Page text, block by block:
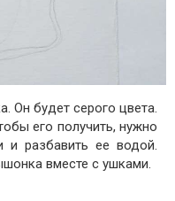
Он будет серого цвета.
его получить, нужно
и разбавить ее водой.
вместе с ушками.